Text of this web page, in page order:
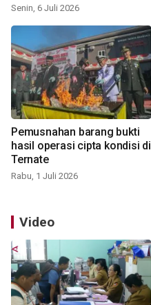
Senin, 6 Juli 2026
Pemusnahan barang bukti
hasil operasi cipta kondisi di
Ternate
Rabu, 1 Juli 2026
Video